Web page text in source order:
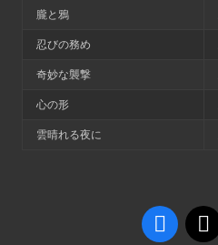
朧と鴉
忍びの務め
奇妙な襲撃
心の形
雲晴れる夜に